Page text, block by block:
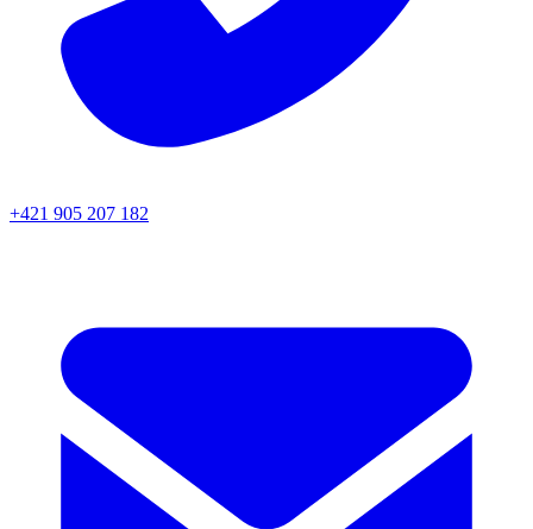
+421 905 207 182